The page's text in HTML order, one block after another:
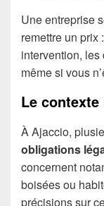
Une entreprise
remettre un
intervention,
même si vous
Le
À Ajaccio,
obligations
concernent
boisées ou
précisions sur